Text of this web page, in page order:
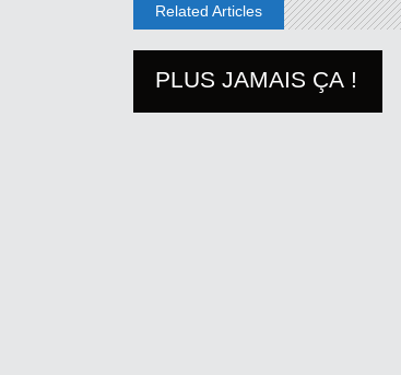
Related Articles
PLUS JAMAIS ÇA !